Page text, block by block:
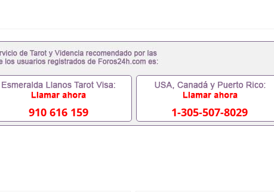
到）。 注：上述材料，随时都可以安排办理，毕业证成绩单，学
要定居国外需要办理什么材料551190476入职事业单位/国企假的
位需要些什么材料551190476办理假毕业证在国内能用吗, 挂科拿
有正常毕业怎么办理毕业证,没毕业可以办学历认证吗,您是否因为
您是否因为递交材料不齐而被拒之门外551190476您是否因没正
挂科了不想读了,成绩不理想毕不了业怎么办551190476找工作没
551190476如何办理本科/硕士毕业证551190476网上买文凭可靠吗
国外本科毕业证怎么办理551190476国外大学文凭可以打工作吗
哪里可以制作美国毕业证551190476哪里可以办理澳洲毕业证
以办理水印成绩单551190476哪里可以修改成绩单GPA分数
快速代办国外毕业证QQ微信551190476快速拿到国外文
910 616 159 1-305-507-8029